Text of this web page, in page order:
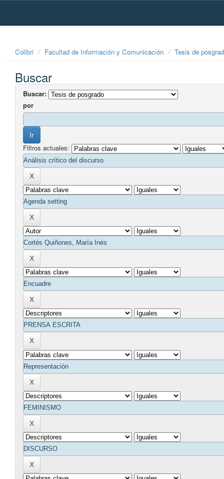
Skip
Colibri Facultad de Información y Comunicación Tesis de
Buscar
Buscar:
por
Filtros actuales: